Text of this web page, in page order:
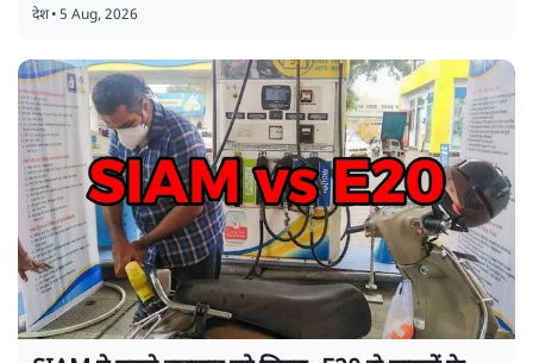
देश•5 Aug, 2026